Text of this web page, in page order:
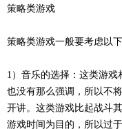
策略类游戏
策略类游戏一般要考虑以下
1）音乐的选择：这类游戏
也没有那么强调，所以不
开讲。这类游戏比起战斗
游戏时间为目的，所以过